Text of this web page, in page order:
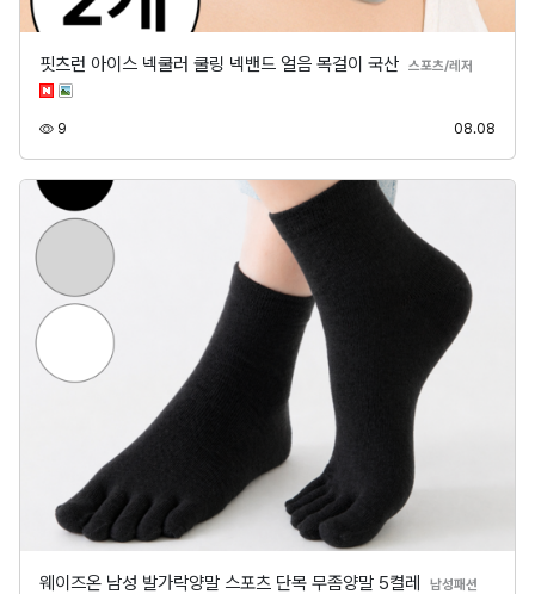
핏츠런 아이스 넥쿨러 쿨링 넥밴드 얼음 목걸이 국산 스포츠/레저
9 08.08
웨이즈온 남성 발가락양말 스포츠 단목 무좀양말 5켤레 남성패션